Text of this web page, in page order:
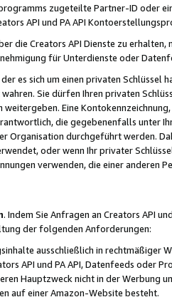
zugeteilte Partner-ID oder
API und PA API
die Creators API Dienste zu
für Unterdienste oder
es sich um einen privaten
Sie dürfen Ihren privaten
Eine
die gegebenenfalls unter
Organisation durchgeführt werden.
oder wenn Ihr privater
verwenden, die einer anderen
. Indem Sie Anfragen an Creators API
der folgenden Anforderungen:
ausschließlich in rechtmäßiger
API und PA API, Datenfeeds oder
Hauptzweck nicht in der Werbung
auf einer Amazon-Website besteht.